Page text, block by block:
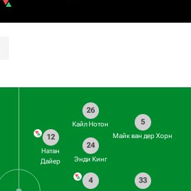
5
Майк ван дер Хорн
33
26
Кайл Нотон
24
Энди Кинг
4
12
Натан
Дайер